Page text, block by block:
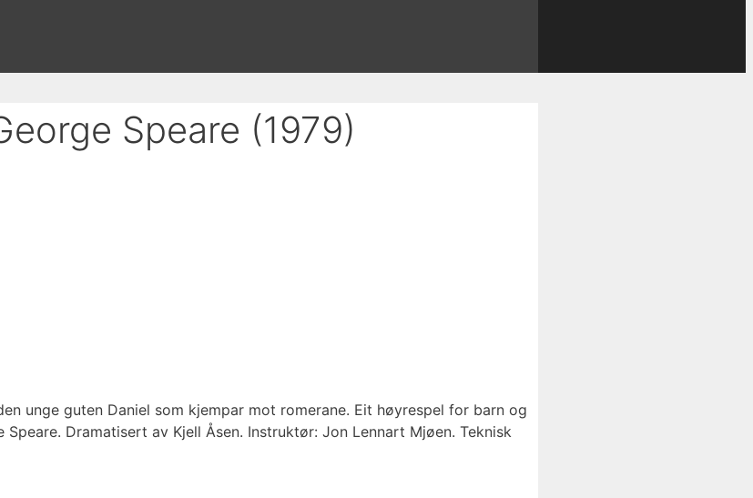
Speare (1979)
unge guten Daniel som kjempar mot romerane. Eit høyrespel for barn og
Dramatisert av Kjell Åsen. Instruktør: Jon Lennart Mjøen. Teknisk